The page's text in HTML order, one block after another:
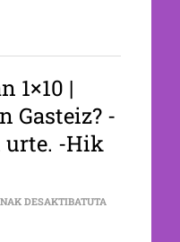
1×10 |
Gasteiz? -
urte. -Hik
DESAKTIBATUTA
AL DUN GASTEIZ? -AAAATXIS! -